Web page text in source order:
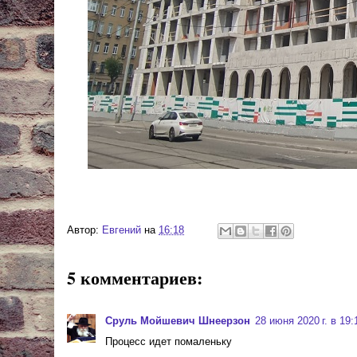
Автор: Евгений на 16:18
5 комментариев:
Сруль Мойшевич Шнеерзон 28 июня 2020 г. в
Процесс идет помаленьку